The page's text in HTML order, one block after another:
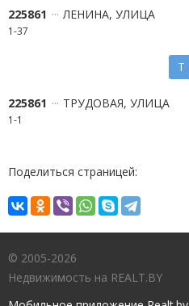
225861 ЛЕНИНА, УЛИЦА
1-37
Т
225861 ТРУДОВАЯ, УЛИЦА
1-1
Поделиться страницей:
© 2005-2026
Недвижимость на REALT.BY